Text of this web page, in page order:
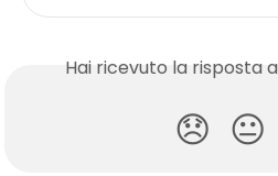
Hai ricevuto la risposta
😞 😐